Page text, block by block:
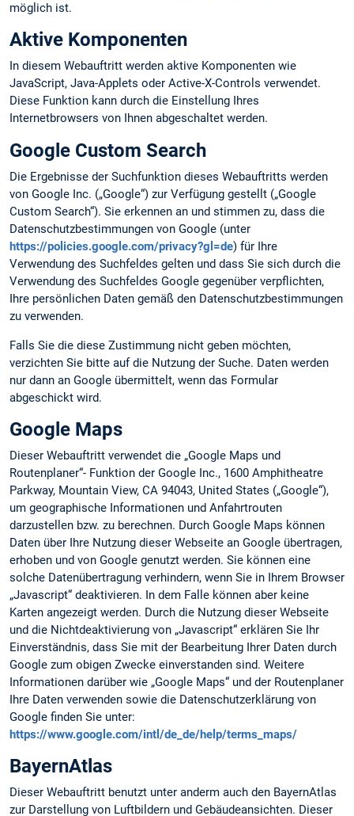
möglich ist.
Aktive Komponenten
In diesem Webauftritt werden aktive Komponenten wie
JavaScript, Java-Applets oder Active-X-Controls verwendet.
Diese Funktion kann durch die Einstellung Ihres
Internetbrowsers von Ihnen abgeschaltet werden.
Google Custom Search
Die Ergebnisse der Suchfunktion dieses Webauftritts werden
von Google Inc. („Google“) zur Verfügung gestellt („Google
Custom Search“). Sie erkennen an und stimmen zu, dass die
Datenschutzbestimmungen von Google (unter
https://policies.google.com/privacy?gl=de) für Ihre
Verwendung des Suchfeldes gelten und dass Sie sich durch die
Verwendung des Suchfeldes Google gegenüber verpflichten,
Ihre persönlichen Daten gemäß den Datenschutzbestimmungen
zu verwenden.
Falls Sie die diese Zustimmung nicht geben möchten,
verzichten Sie bitte auf die Nutzung der Suche. Daten werden
nur dann an Google übermittelt, wenn das Formular
abgeschickt wird.
Google Maps
Dieser Webauftritt verwendet die „Google Maps und
Routenplaner“- Funktion der Google Inc., 1600 Amphitheatre
Parkway, Mountain View, CA 94043, United States („Google“),
um geographische Informationen und Anfahrtrouten
darzustellen bzw. zu berechnen. Durch Google Maps können
Daten über Ihre Nutzung dieser Webseite an Google übertragen,
erhoben und von Google genutzt werden. Sie können eine
solche Datenübertragung verhindern, wenn Sie in Ihrem Browser
„Javascript“ deaktivieren. In dem Falle können aber keine
Karten angezeigt werden. Durch die Nutzung dieser Webseite
und die Nichtdeaktivierung von „Javascript“ erklären Sie Ihr
Einverständnis, dass Sie mit der Bearbeitung Ihrer Daten durch
Google zum obigen Zwecke einverstanden sind. Weitere
Informationen darüber wie „Google Maps“ und der Routenplaner
Ihre Daten verwenden sowie die Datenschutzerklärung von
Google finden Sie unter:
https://www.google.com/intl/de_de/help/terms_maps/
BayernAtlas
Dieser Webauftritt benutzt unter anderm auch den BayernAtlas
zur Darstellung von Luftbildern und Gebäudeansichten. Dieser